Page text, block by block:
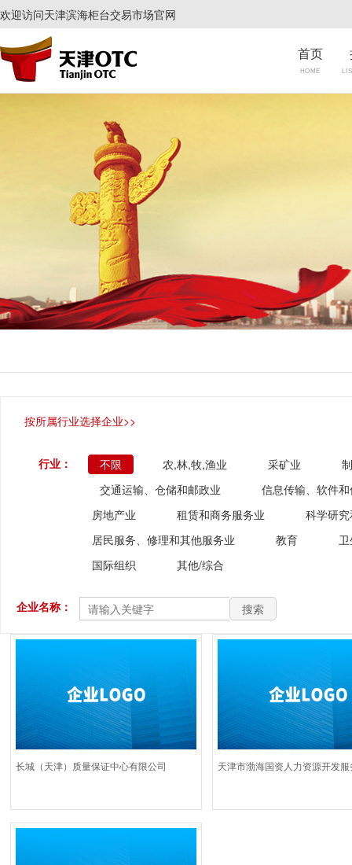
欢迎访问天津滨海柜台交易市场官网
首页
HOME
按所属行业选择企业>>
行业： 不限 农,林,牧,渔业 采矿业
交通运输、仓储和邮政业
信息传输、软件
房地产业
租赁和商务服务业
科学研
居民服务、修理和其他服务业
教育
国际组织
其他/综合
企业名称： 搜索
长城（天津）质量保证中心有限公司 天津市渤海国资人力资源开发